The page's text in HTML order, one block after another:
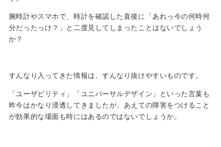
腕時計やスマホで、時計を確認した直後に「あれっ今の何時何
分だったっけ？」と二度見してしまったことはないでしょう
か？
すんなり入ってきた情報は、すんなり抜けやすいものです。
「ユーザビリティ」「ユニバーサルデザイン」といった言葉も
昨今はかなり浸透してきましたが、あえての障害をつけること
が効果的な場面も時にはあるのではないでしょうか。